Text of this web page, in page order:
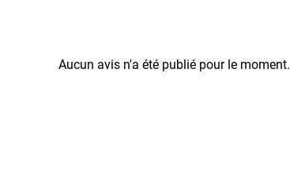
Aucun avis n'a été publié pour le moment.